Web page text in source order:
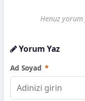
Henuz
Yorum Yaz
Ad Soyad *